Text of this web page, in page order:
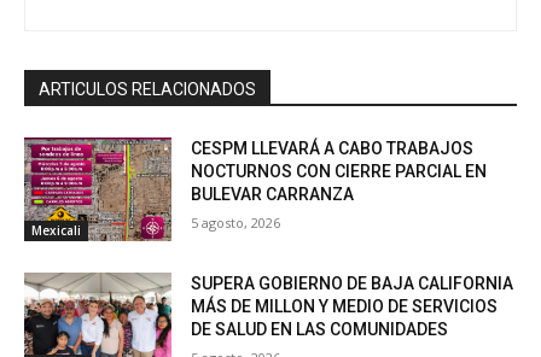
ARTICULOS RELACIONADOS
Mexicali
CESPM LLEVARÁ A CABO TRABAJOS
NOCTURNOS CON CIERRE PARCIAL EN
BULEVAR CARRANZA
5 agosto, 2026
SUPERA GOBIERNO DE BAJA CALIFORNIA
MÁS DE MILLON Y MEDIO DE SERVICIOS
DE SALUD EN LAS COMUNIDADES